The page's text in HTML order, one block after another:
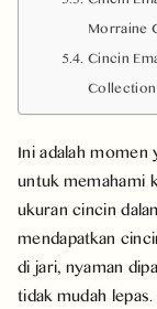
Morraine
Cincin
Collection
Ini adalah momen
untukmemahami
ukuran cincin
mendapatkan
di jari, nyaman
tidak mudah